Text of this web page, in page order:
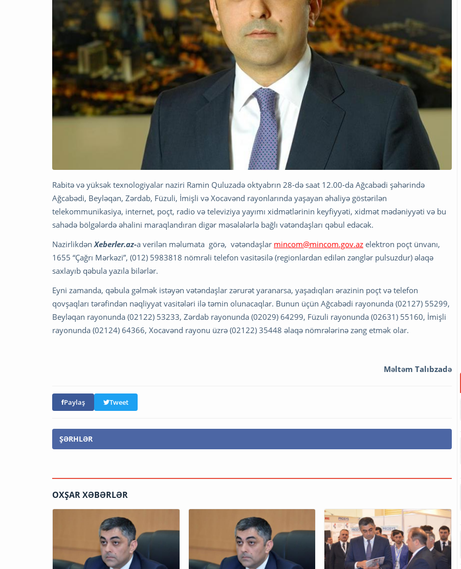
Rabitə və yüksək texnologiyalar naziri Ramin Quluzadə oktyabrın 28-də saat 12.00-da Ağcabədi şəhərində
Ağcabədi, Beyləqan, Zərdab, Füzuli, İmişli və Xocavənd rayonlarında yaşayan əhaliyə göstərilən
telekommunikasiya, internet, poçt, radio və televiziya yayımı xidmətlərinin keyfiyyəti, xidmət mədəniyyəti və bu
sahədə bölgələrdə əhalini maraqlandıran digər məsələlərlə bağlı vətəndaşları qəbul edəcək.
NazirlikdənXeberler.az-a verilən məlumata görə, vətəndaşlar mincom@mincom.gov.az elektron poçt ünvanı,
1655 “Çağrı Mərkəzi”, (012) 5983818 nömrəli telefon vasitəsilə (regionlardan edilən zənglər pulsuzdur) əlaqə
saxlayıb qəbula yazıla bilərlər.
Eyni zamanda, qəbula gəlmək istəyən vətəndaşlar zərurət yaranarsa, yaşadıqları ərazinin poçt və telefon
qovşaqları tərəfindən nəqliyyat vasitələri ilə təmin olunacaqlar. Bunun üçün Ağcabədi rayonunda (02127) 55299,
Beyləqan rayonunda (02122) 53233, Zərdab rayonunda (02029) 64299, Füzuli rayonunda (02631) 55160, İmişli
rayonunda (02124) 64366, Xocavənd rayonu üzrə (02122) 35448 əlaqə nömrələrinə zəng etmək olar.
Məltəm Talıbzadə
Paylaş Tweet
ŞƏRHLƏR
OXŞAR XƏBƏRLƏR